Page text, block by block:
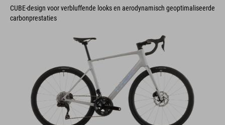
CUBE-design voor verbluffende looks en aerodynamisch geoptimaliseerde
carbonprestaties